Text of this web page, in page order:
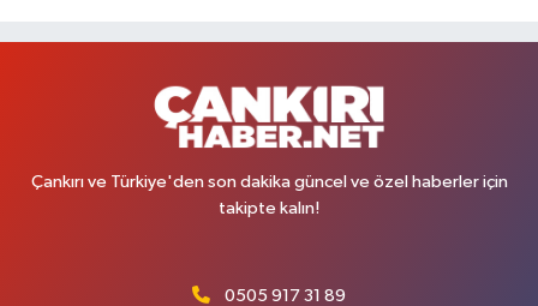
Çankırı ve Türkiye'den son dakika güncel ve özel haberler için
takipte kalın!
0505 917 31 89